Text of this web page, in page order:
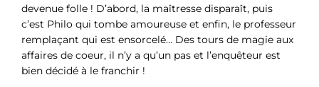
devenue folle ! D’abord, la maîtresse disparaît, puis
c’est Philo qui tombe amoureuse et enfin, le professeur
remplaçant qui est ensorcelé… Des tours de magie aux
affaires de coeur, il n’y a qu’un pas et l’enquêteur est
bien décidé à le franchir !